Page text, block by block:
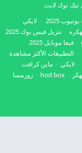
تيك توك لايت
2025
لايكي
تنزيل فيس بوك 2025
فيفا موبايل 2025
التطبيقات الأكثر مشاهدة
لايكي
ماين كرافت
hod box زورمسا